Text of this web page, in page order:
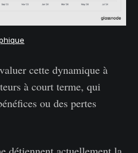
cette dynamique à
à court terme, qui
ou des pertes